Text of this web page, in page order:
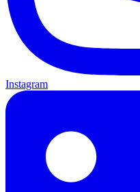
Instagram